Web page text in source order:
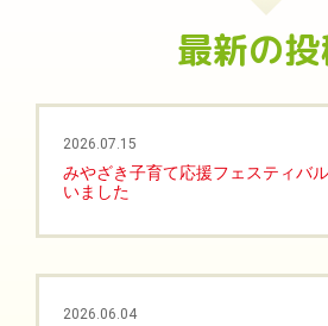
最新の
2026.07.15
みやざき子育て応援フェスティバ
いました
2026.06.04